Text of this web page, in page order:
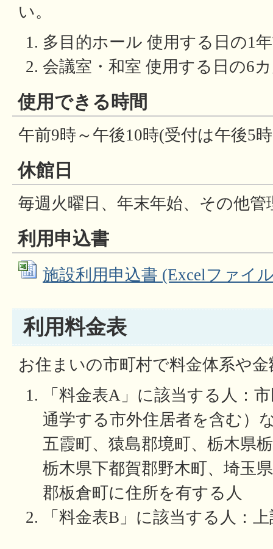
い。
多目的ホール 使用する日の1
会議室・和室 使用する日の6
使用できる時間
午前9時～午後10時(受付は午後5
休館日
毎週火曜日、年末年始、その他
利用申込書
施設利用申込書 (Excelファイ
利用料金表
お住まいの市町村で料金体系や
「料金表A」に該当する人：
通学する市外住居者を含む）
五霞町、猿島郡境町、栃木県
栃木県下都賀郡野木町、埼玉
郡板倉町に住所を有する人
「料金表B」に該当する人：